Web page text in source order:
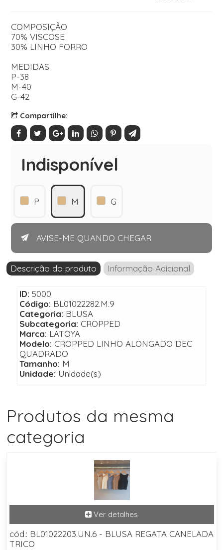
COMPOSIÇÃO
70% VISCOSE
30% LINHO FORRO
MEDIDAS
P-38
M-40
G-42
Compartilhe:
Indisponível
P M G
AVISE-ME QUANDO CHEGAR
Descrição do produto Informação Adicional
ID: 5000
Código: BL01022282.M.9
Categoria: BLUSA
Subcategoria: CROPPED
Marca: LATOYA
Modelo: CROPPED LINHO ALONGADO DEC
QUADRADO
Tamanho: M
Unidade: Unidade(s)
Produtos da mesma
categoria
cód.: BL01022203.UN.6 - BLUSA REGATA CANELADA
TRICO